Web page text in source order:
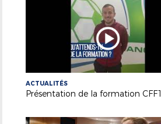
ACTUALITÉS
Présentation de la formation CFF1